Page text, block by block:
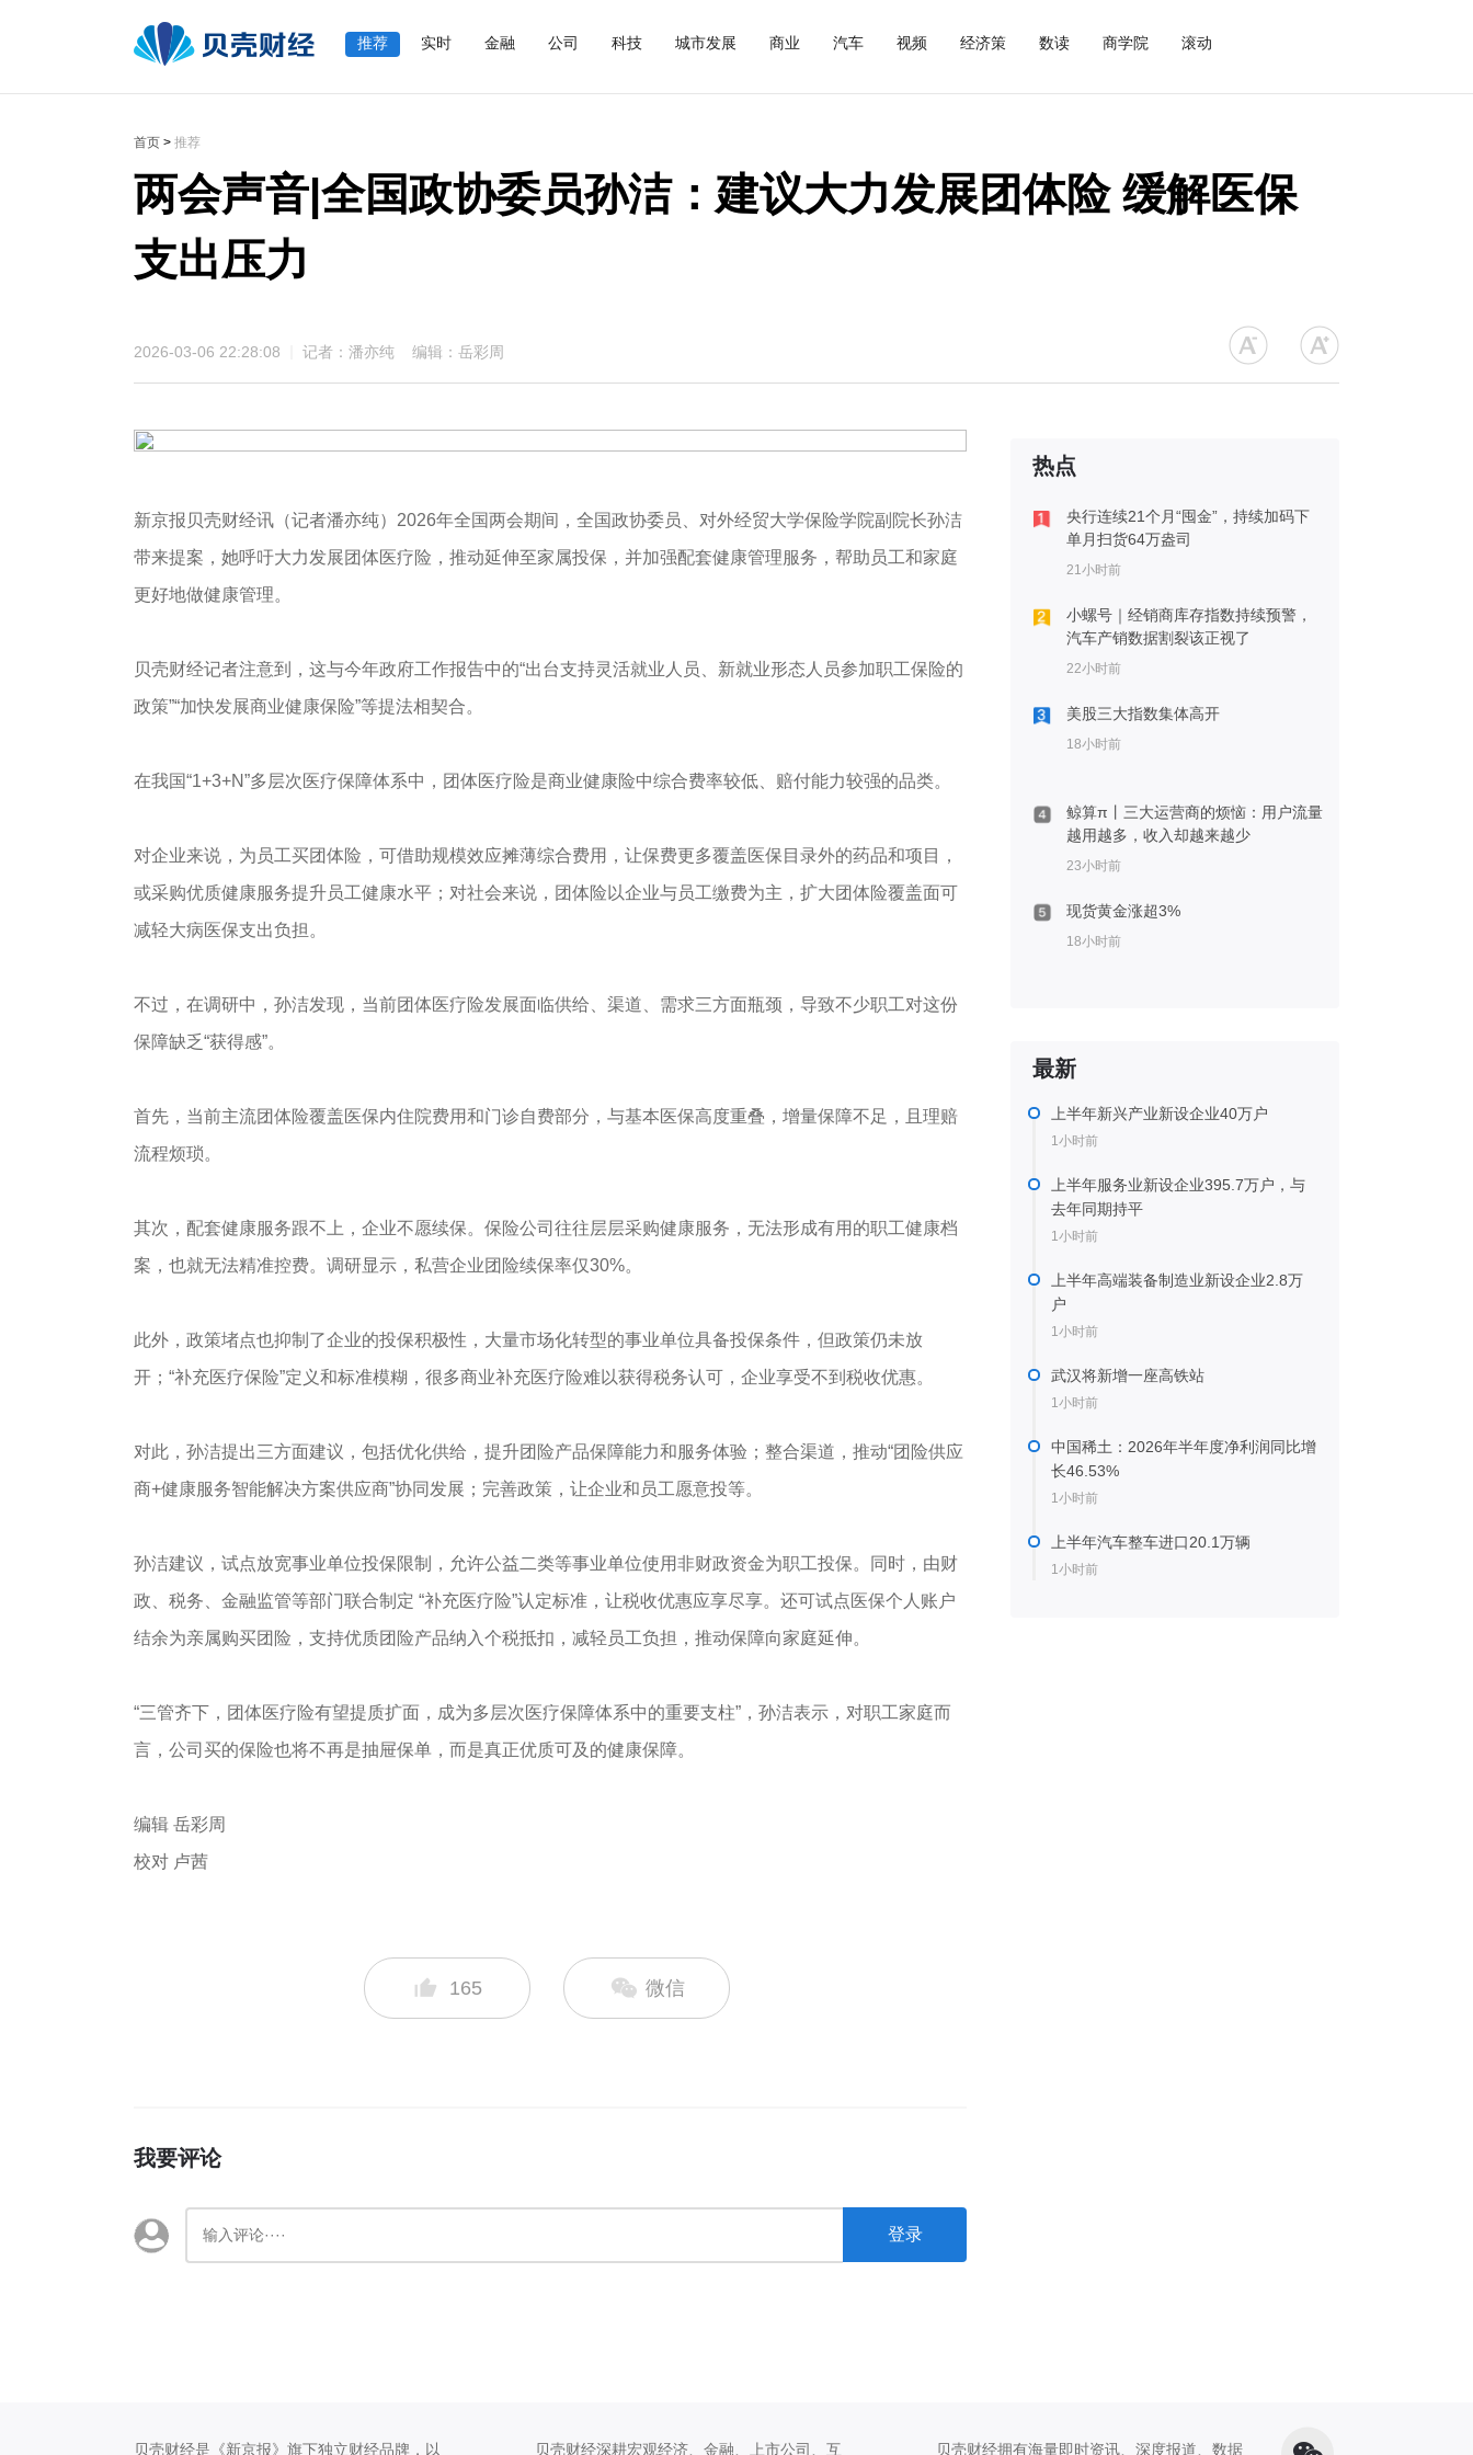
推荐 实时 金融 公司 科技 城市发展 商业 汽车 视频 经济策 数读 商学院 滚动
首页 > 推荐
两会声音|全国政协委员孙洁：建议大力发展团体险 缓解医保
支出压力
2026-03-06 22:28:08 记者：潘亦纯 编辑：岳彩周
新京报贝壳财经讯（记者潘亦纯）2026年全国两会期间，全国政协委员、对外经贸大学保险学院副院长孙洁
带来提案，她呼吁大力发展团体医疗险，推动延伸至家属投保，并加强配套健康管理服务，帮助员工和家庭
更好地做健康管理。
贝壳财经记者注意到，这与今年政府工作报告中的“出台支持灵活就业人员、新就业形态人员参加职工保险的
政策”“加快发展商业健康保险”等提法相契合。
在我国“1+3+N”多层次医疗保障体系中，团体医疗险是商业健康险中综合费率较低、赔付能力较强的品类。
对企业来说，为员工买团体险，可借助规模效应摊薄综合费用，让保费更多覆盖医保目录外的药品和项目，
或采购优质健康服务提升员工健康水平；对社会来说，团体险以企业与员工缴费为主，扩大团体险覆盖面可
减轻大病医保支出负担。
不过，在调研中，孙洁发现，当前团体医疗险发展面临供给、渠道、需求三方面瓶颈，导致不少职工对这份
保障缺乏“获得感”。
首先，当前主流团体险覆盖医保内住院费用和门诊自费部分，与基本医保高度重叠，增量保障不足，且理赔
流程烦琐。
其次，配套健康服务跟不上，企业不愿续保。保险公司往往层层采购健康服务，无法形成有用的职工健康档
案，也就无法精准控费。调研显示，私营企业团险续保率仅30%。
此外，政策堵点也抑制了企业的投保积极性，大量市场化转型的事业单位具备投保条件，但政策仍未放
开；“补充医疗保险”定义和标准模糊，很多商业补充医疗险难以获得税务认可，企业享受不到税收优惠。
对此，孙洁提出三方面建议，包括优化供给，提升团险产品保障能力和服务体验；整合渠道，推动“团险供应
商+健康服务智能解决方案供应商”协同发展；完善政策，让企业和员工愿意投等。
孙洁建议，试点放宽事业单位投保限制，允许公益二类等事业单位使用非财政资金为职工投保。同时，由财
政、税务、金融监管等部门联合制定 “补充医疗险”认定标准，让税收优惠应享尽享。还可试点医保个人账户
结余为亲属购买团险，支持优质团险产品纳入个税抵扣，减轻员工负担，推动保障向家庭延伸。
“三管齐下，团体医疗险有望提质扩面，成为多层次医疗保障体系中的重要支柱”，孙洁表示，对职工家庭而
言，公司买的保险也将不再是抽屉保单，而是真正优质可及的健康保障。
编辑 岳彩周
校对 卢茜
165 微信
我要评论
登录
热点
央行连续21个月“囤金”，持续加码下
单月扫货64万盎司
21小时前
小螺号｜经销商库存指数持续预警，
汽车产销数据割裂该正视了
22小时前
美股三大指数集体高开
18小时前
鲸算π丨三大运营商的烦恼：用户流量
越用越多，收入却越来越少
23小时前
现货黄金涨超3%
18小时前
最新
上半年新兴产业新设企业40万户
1小时前
上半年服务业新设企业395.7万户，与
去年同期持平
1小时前
上半年高端装备制造业新设企业2.8万
户
1小时前
武汉将新增一座高铁站
1小时前
中国稀土：2026年半年度净利润同比增
长46.53%
1小时前
上半年汽车整车进口20.1万辆
1小时前
贝壳财经是《新京报》旗下独立财经品牌，以 贝壳财经深耕宏观经济、金融、上市公司、互 贝壳财经拥有海量即时资讯、深度报道、数据